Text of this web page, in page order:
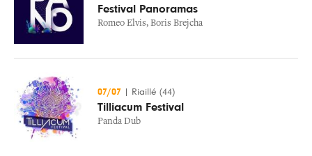
Festival Panoramas
Romeo Elvis, Boris Brejcha
07/07 Riaillé (44)
Tilliacum Festival
Panda Dub